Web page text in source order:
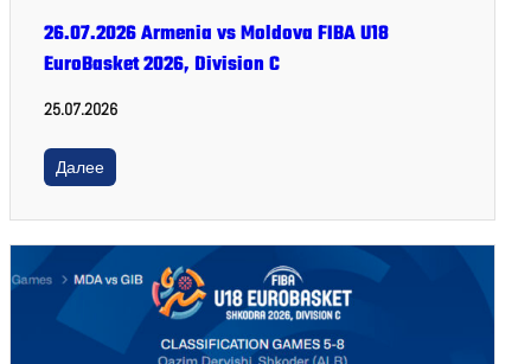
26.07.2026 Armenia vs Moldova FIBA U18
EuroBasket 2026, Division C
25.07.2026
Далее